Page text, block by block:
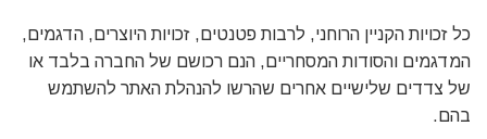
כל זכויות הקניין הרוחני, לרבות פטנטים, זכויות היוצרים, הדגמים,
המדגמים והסודות המסחריים, הנם רכושם של החברה בלבד או
של צדדים שלישיים אחרים שהרשו להנהלת האתר להשתמש
בהם.